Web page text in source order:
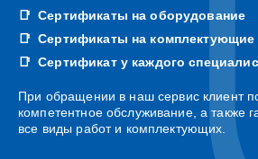
Сертификаты на оборудование
Сертификаты на комплектующие
Сертификат у каждого
При обращении в наш сервис клиент
компетентное обслуживание, а также
все виды работ и комплектующих.